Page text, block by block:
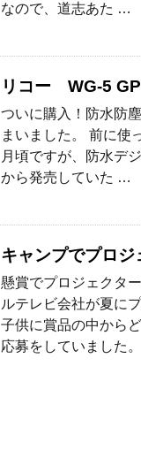
なので、道志あた …
リコー WG-5
ついに購入！防水防
まいました。 前に使
月頃ですが、防水デ
から発売していた …
キャンプでプロジ
懸賞でプロジェクタ
ルテレビ会社が夏に
子供に賞品の中から
応募をしていました